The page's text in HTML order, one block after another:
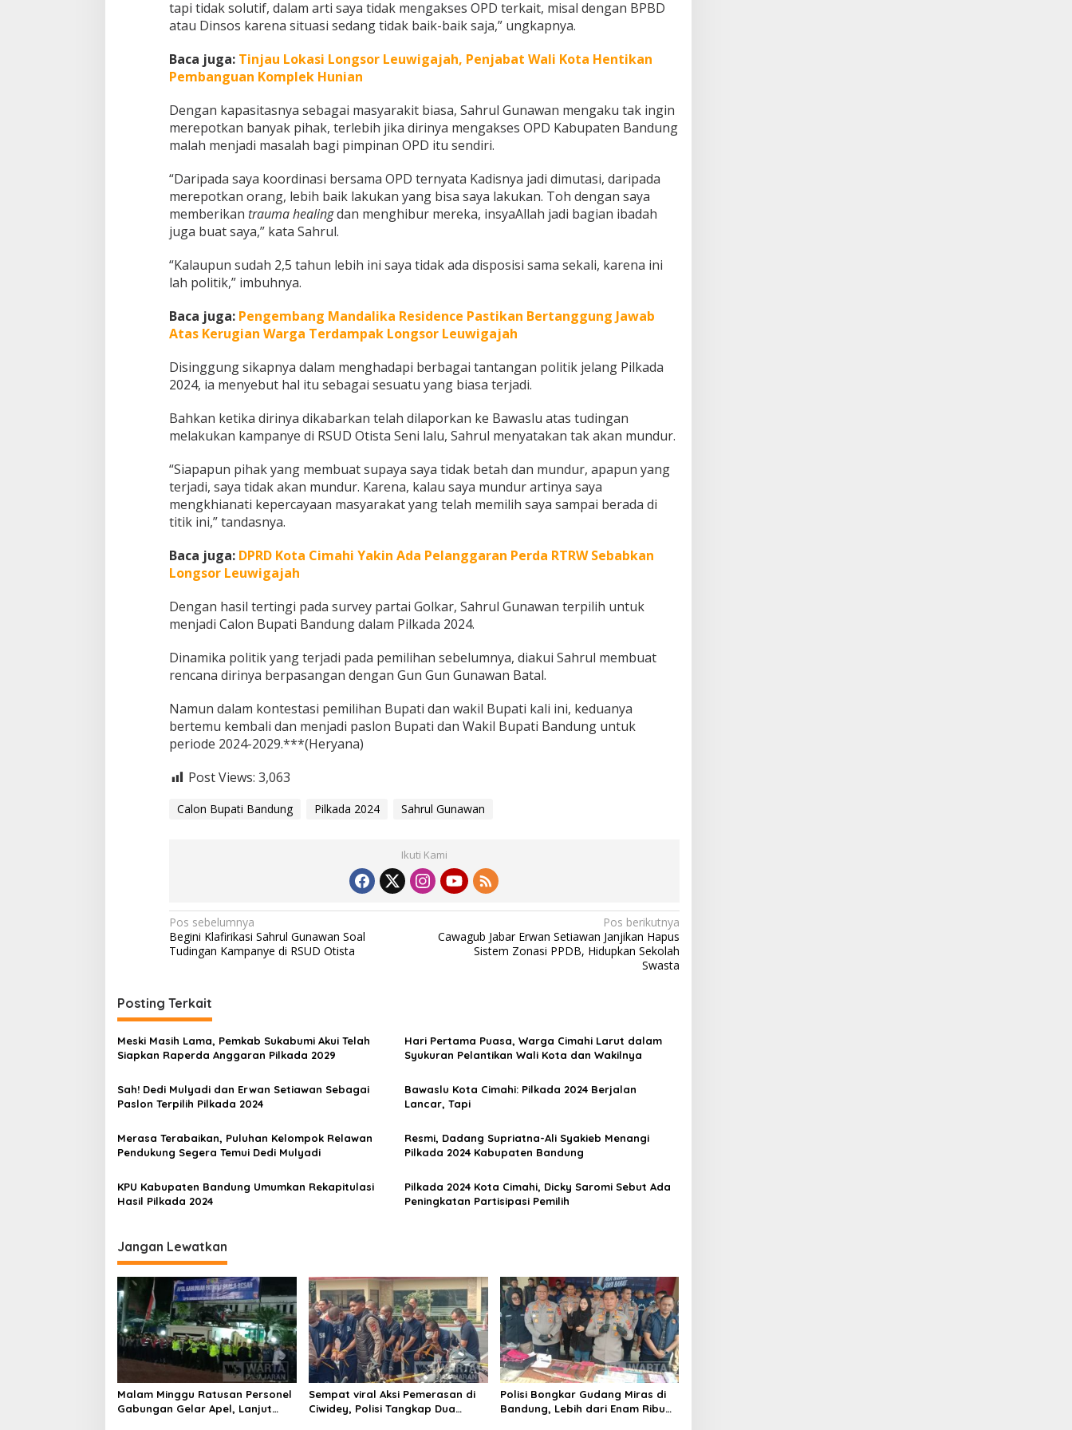
tapi tidak solutif, dalam arti saya tidak mengakses OPD terkait, misal dengan BPBD
atau Dinsos karena situasi sedang tidak baik-baik saja,” ungkapnya.
Baca juga: Tinjau Lokasi Longsor Leuwigajah, Penjabat Wali Kota Hentikan
Pembanguan Komplek Hunian
Dengan kapasitasnya sebagai masyarakit biasa, Sahrul Gunawan mengaku tak ingin
merepotkan banyak pihak, terlebih jika dirinya mengakses OPD Kabupaten Bandung
malah menjadi masalah bagi pimpinan OPD itu sendiri.
“Daripada saya koordinasi bersama OPD ternyata Kadisnya jadi dimutasi, daripada
merepotkan orang, lebih baik lakukan yang bisa saya lakukan. Toh dengan saya
memberikan trauma healingdan menghibur mereka, insyaAllah jadi bagian ibadah
juga buat saya,” kata Sahrul.
“Kalaupun sudah 2,5 tahun lebih ini saya tidak ada disposisi sama sekali, karena ini
lah politik,” imbuhnya.
Baca juga: Pengembang Mandalika Residence Pastikan Bertanggung Jawab
Atas Kerugian Warga Terdampak Longsor Leuwigajah
Disinggung sikapnya dalam menghadapi berbagai tantangan politik jelang Pilkada
2024, ia menyebut hal itu sebagai sesuatu yang biasa terjadi.
Bahkan ketika dirinya dikabarkan telah dilaporkan ke Bawaslu atas tudingan
melakukan kampanye di RSUD Otista Seni lalu, Sahrul menyatakan tak akan mundur.
“Siapapun pihak yang membuat supaya saya tidak betah dan mundur, apapun yang
terjadi, saya tidak akan mundur. Karena, kalau saya mundur artinya saya
mengkhianati kepercayaan masyarakat yang telah memilih saya sampai berada di
titik ini,” tandasnya.
Baca juga: DPRD Kota Cimahi Yakin Ada Pelanggaran Perda RTRW Sebabkan
Longsor Leuwigajah
Dengan hasil tertingi pada survey partai Golkar, Sahrul Gunawan terpilih untuk
menjadi Calon Bupati Bandung dalam Pilkada 2024.
Dinamika politik yang terjadi pada pemilihan sebelumnya, diakui Sahrul membuat
rencana dirinya berpasangan dengan Gun Gun Gunawan Batal.
Namun dalam kontestasi pemilihan Bupati dan wakil Bupati kali ini, keduanya
bertemu kembali dan menjadi paslon Bupati dan Wakil Bupati Bandung untuk
periode 2024-2029.***(Heryana)
Post Views: 3,063
Calon Bupati Bandung Pilkada 2024 Sahrul Gunawan
Ikuti Kami
N
a
i
g
a
s
i
p
s
Pos sebelumnya
Begini Klafirikasi Sahrul Gunawan Soal
Tudingan Kampanye di RSUD Otista
Pos berikutnya
Cawagub Jabar Erwan Setiawan Janjikan Hapus
Sistem Zonasi PPDB, Hidupkan Sekolah
Swasta
Posting Terkait
Meski Masih Lama, Pemkab Sukabumi Akui Telah
Siapkan Raperda Anggaran Pilkada 2029
Hari Pertama Puasa, Warga Cimahi Larut dalam
Syukuran Pelantikan Wali Kota dan Wakilnya
Sah! Dedi Mulyadi dan Erwan Setiawan Sebagai
Paslon Terpilih Pilkada 2024
Bawaslu Kota Cimahi: Pilkada 2024 Berjalan
Lancar, Tapi
Merasa Terabaikan, Puluhan Kelompok Relawan
Pendukung Segera Temui Dedi Mulyadi
Resmi, Dadang Supriatna-Ali Syakieb Menangi
Pilkada 2024 Kabupaten Bandung
KPU Kabupaten Bandung Umumkan Rekapitulasi
Hasil Pilkada 2024
Pilkada 2024 Kota Cimahi, Dicky Saromi Sebut Ada
Peningkatan Partisipasi Pemilih
Jangan Lewatkan
Malam Minggu Ratusan Personel
Gabungan Gelar Apel, Lanjut
Sempat viral Aksi Pemerasan di
Ciwidey, Polisi Tangkap Dua
Polisi Bongkar Gudang Miras di
Bandung, Lebih dari Enam Ribu